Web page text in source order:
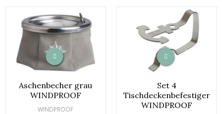
Aschenbecher grau
WINDPROOF
WINDPROOF
Set 4
Tischdeckenbefestiger
WINDPROOF